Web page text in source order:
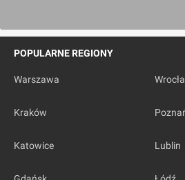
POPULARNE REGIONY
Warszawa
Kraków
Katowice Lublin